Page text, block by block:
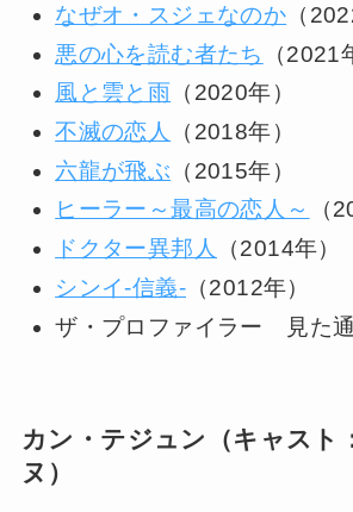
なぜオ・スジェなのか （
悪の心を読む者たち
（2021
風と雲と雨 （2020年）
不滅の恋人
（2018年）
六龍が飛ぶ （2015年）
ヒーラー～最高の恋人～
（
ドクター異邦人
（2014年）
シンイ-信義-（2012年）
ザ・プロファイラー 見た
カン・テジュン（キャスト
ヌ）